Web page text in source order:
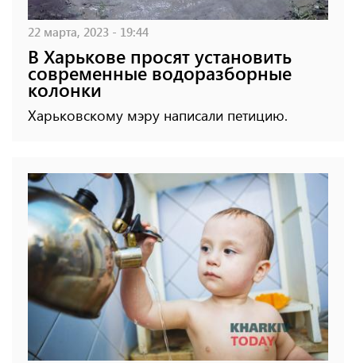
22 марта, 2023 - 19:44
В Харькове просят установить
современные водоразборные
колонки
Харьковскому мэру написали петицию.